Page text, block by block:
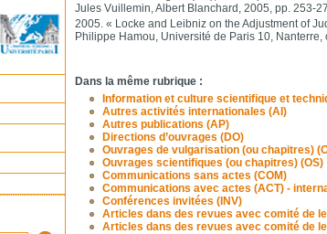
Jules Vuillemin, Albert Blanchard, 2005, pp. 253-
2005. « Locke and Leibniz on the Adjustment of
Philippe Hamou, Université de Paris 10, Nanterre,
Dans la même rubrique :
Information et culture scientifique et
Autres activités internationales (AI)
Autres publications (AP)
Directions d’ouvrages (DO)
Ouvrages de vulgarisation (ou chapitres)
Ouvrages scientifiques (ou chapitres) (OS)
Communications sans actes (COM)
Communications avec actes (ACT) -
Conférences invitées (INV)
Articles dans des revues avec comité de
Articles dans des revues avec comité de